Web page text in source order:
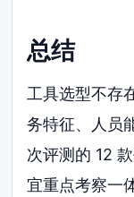
总结
工具选型不存
务特征、人员
次评测的 12
宜重点考察一